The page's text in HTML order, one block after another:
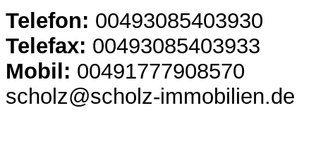
Telefon: 00493085403930
Telefax: 00493085403933
Mobil: 00491777908570
scholz@scholz-immobilien.de